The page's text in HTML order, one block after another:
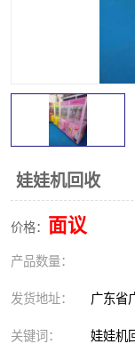
娃娃机回收
价格： 面议
产品数量：
发货地址： 广东省
关键词： 娃娃机